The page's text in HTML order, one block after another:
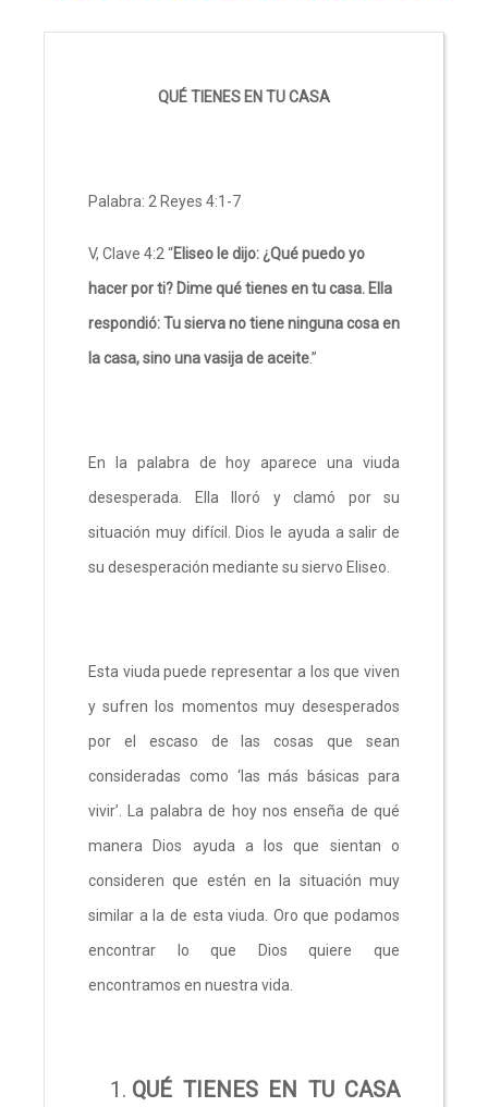
QUÉ TIENES EN TU CASA
Palabra: 2 Reyes 4:1-7
V, Clave 4:2 “Eliseo le dijo: ¿Qué puedo yo
hacer por ti? Dime qué tienes en tu casa. Ella
respondió: Tu sierva no tiene ninguna cosa en
la casa, sino una vasija de aceite.”
En la palabra de hoy aparece una viuda
desesperada. Ella lloró y clamó por su
situación muy difícil. Dios le ayuda a salir de
su desesperación mediante su siervo Eliseo.
Esta viuda puede representar a los que viven
y sufren los momentos muy desesperados
por el escaso de las cosas que sean
consideradas como ‘las más básicas para
vivir’. La palabra de hoy nos enseña de qué
manera Dios ayuda a los que sientan o
consideren que estén en la situación muy
similar a la de esta viuda. Oro que podamos
encontrar lo que Dios quiere que
encontramos en nuestra vida.
QUÉ TIENES EN TU CASA